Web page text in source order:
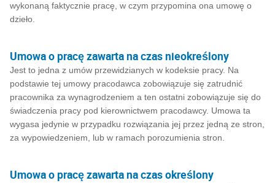
wykonaną faktycznie pracę, w czym przypomina ona umowę o
dzieło.
Umowa o pracę zawarta na czas nieokreślony
Jest to jedna z umów przewidzianych w kodeksie pracy. Na
podstawie tej umowy pracodawca zobowiązuje się zatrudnić
pracownika za wynagrodzeniem a ten ostatni zobowiązuje się do
świadczenia pracy pod kierownictwem pracodawcy. Umowa ta
wygasa jedynie w przypadku rozwiązania jej przez jedną ze stron,
za wypowiedzeniem, lub w ramach porozumienia stron.
Umowa o pracę zawarta na czas określony